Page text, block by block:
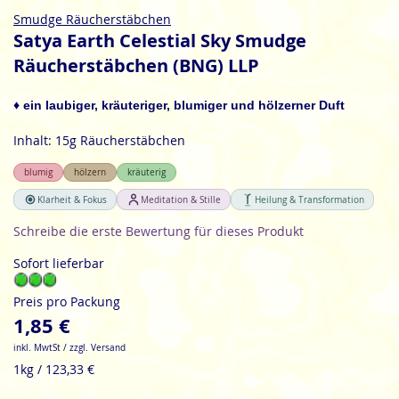
Zum
Anfang
Bildgalerie
Smudge Räucherstäbchen
Satya Earth Celestial Sky Smudge
Räucherstäbchen (BNG) LLP
♦ ein laubiger, kräuteriger, blumiger und hölzerner Duft
Inhalt: 15g Räucherstäbchen
blumig hölzern kräuterig
Klarheit & Fokus Meditation & Stille Heilung & Transformation
Schreibe die erste Bewertung für dieses Produkt
Sofort lieferbar
Preis pro Packung
1,85 €
inkl. MwtSt / zzgl. Versand
1kg / 123,33 €